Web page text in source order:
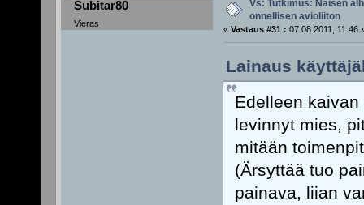
Subitar80
Vieras
Vs: Tutkimus: Naisen
onnellisen avioliiton
« Vastaus #31 : 07.08.2011, 11:46
Lainaus
Edelleen
levinnyt mies,
mitään
(Ärsyttää tuo
painava, liian